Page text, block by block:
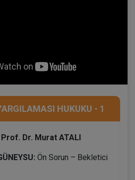
HUKUKU - 1
Prof. Dr. Murat ATALI
Ön Sorun – Bekletici